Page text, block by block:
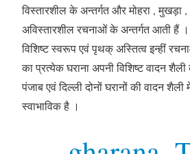
विस्तारशील के अन्तर्गत और मोहरा ,
अविस्तारशील रचनाओं के अन्तर्गत आती हैं
विशिष्ट स्वरूप एवं पृथक् अस्तित्व इन्हीं
का प्रत्येक घराना अपनी विशिष्ट वादन
पंजाब एवं दिल्ली दोनों घरानों की वादन
स्वाभाविक है ।